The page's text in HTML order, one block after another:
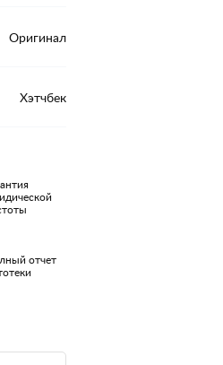
Оригинал
Хэтчбек
отчет